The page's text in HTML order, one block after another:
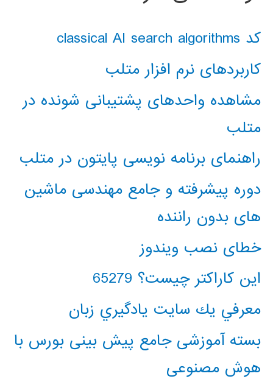
کد classical AI search algorithms
کاربردهای نرم افزار متلب
مشاهده واحدهای پشتیبانی شونده در
متلب
راهنمای برنامه نویسی پایتون در متلب
دوره پیشرفته و جامع مهندسی ماشین
های بدون راننده
خطای نصب ویندوز
این کاراکتر چیست؟ 65279
معرفي يك سايت يادگيري زبان
بسته آموزشی جامع پیش بینی بورس با
هوش مصنوعی